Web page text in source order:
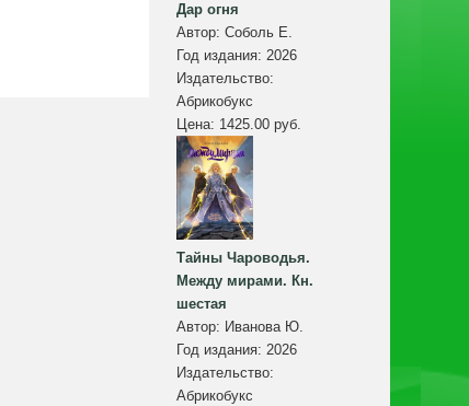
Дар огня
Автор: Соболь Е.
Год издания: 2026
Издательство:
Абрикобукс
Цена: 1425.00 руб.
Тайны Чароводья.
Между мирами. Кн.
шестая
Автор: Иванова Ю.
Год издания: 2026
Издательство:
Абрикобукс